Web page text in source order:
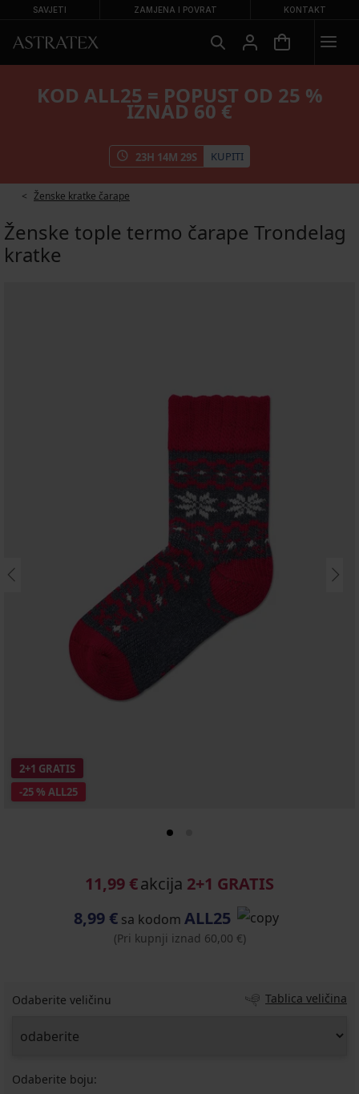
SAVJETI ZAMJENA I POVRAT KONTAKT
KOD ALL25 = POPUST OD 25 %
IZNAD 60 €
23H 14M 29S KUPITI
Ženske kratke čarape
Ženske tople termo čarape Trondelag
kratke
-25 % ALL25
2+1 GRATIS
11,99 €akcija 2+1 GRATIS
8,99 € sa kodom ALL25
(Pri kupnji iznad 60,00 €)
Odaberite veličinu Tablica veličina
Odaberite boju: